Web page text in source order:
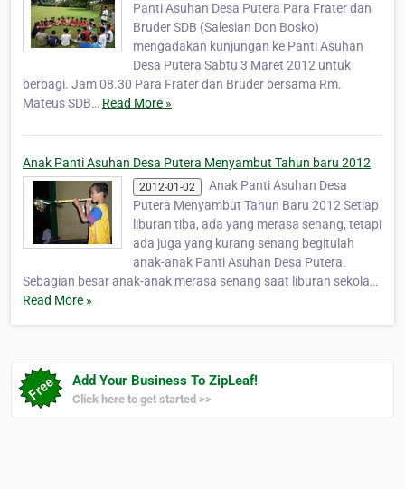
Panti Asuhan Desa Putera Para Frater dan
Bruder SDB (Salesian Don Bosko)
mengadakan kunjungan ke Panti Asuhan
Desa Putera Sabtu 3 Maret 2012 untuk
berbagi. Jam 08.30 Para Frater dan Bruder bersama Rm.
Mateus SDB… Read More »
Anak Panti Asuhan Desa Putera Menyambut Tahun baru 2012
2012-01-02
Anak Panti Asuhan Desa
Putera Menyambut Tahun Baru 2012 Setiap
liburan tiba, ada yang merasa senang, tetapi
ada juga yang kurang senang begitulah
anak-anak Panti Asuhan Desa Putera.
Sebagian besar anak-anak merasa senang saat liburan sekola…
Read More »
Add Your Business To ZipLeaf!
Click here to get started >>